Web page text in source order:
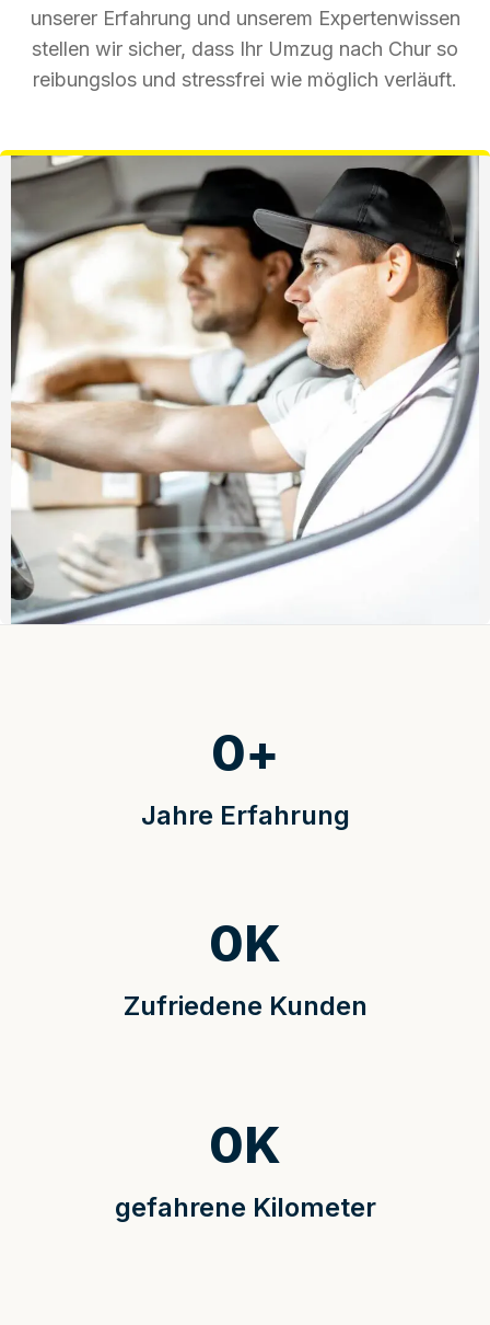
unserer Erfahrung und unserem Expertenwissen
stellen wir sicher, dass Ihr Umzug nach Chur so
reibungslos und stressfrei wie möglich verläuft.
Jahre Erfahrung
0+
Zufriedene Kunden
0K
gefahrene Kilometer
0K